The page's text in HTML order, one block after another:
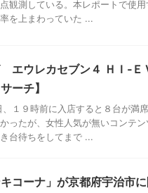
観測している。本レポートで使
を上まわっていた ...
エウレカセブン４ ＨＩ‐Ｅ
ーチ】
１９時前に入店すると８台が満
ったが、女性人気が無いコンテ
台待ちをしてまで ...
コーナ」が京都府宇治市